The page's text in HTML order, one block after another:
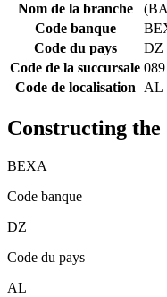
Nom de la branche
Code banque
Code du pays
DZ
Code de la succursale 089
Code de localisation AL
Constructing the
BEXA
Code banque
DZ
Code du pays
AL